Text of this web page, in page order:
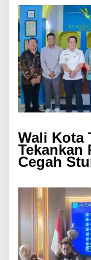
Wali Kota
Tekankan
Cegah